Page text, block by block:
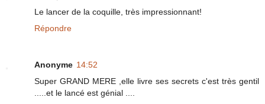
Le lancer de la coquille, très impressionnant!
Répondre
Anonyme 14:52
Super GRAND MERE ,elle livre ses secrets c'est très gentil
.....et le lancé est génial ....